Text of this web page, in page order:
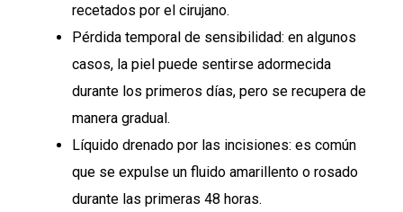
recetados por el cirujano.
Pérdida temporal de sensibilidad: en algunos
casos, la piel puede sentirse adormecida
durante los primeros días, pero se recupera de
manera gradual.
Líquido drenado por las incisiones: es común
que se expulse un fluido amarillento o rosado
durante las primeras 48 horas.